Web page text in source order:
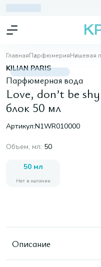
ГлавнаяПарфюмерияНишевая
KILIAN PARIS
Парфюмерная вода
Love, don’t be
блок 50 мл
Артикул:N1WR010000
Объем, мл: 50
50 мл
Нет в наличии
Описание